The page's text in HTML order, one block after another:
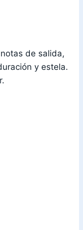
de salida,
y estela.